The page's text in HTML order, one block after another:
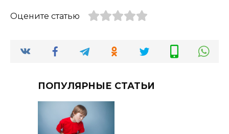
Оцените статью
ПОПУЛЯРНЫЕ СТАТЬИ